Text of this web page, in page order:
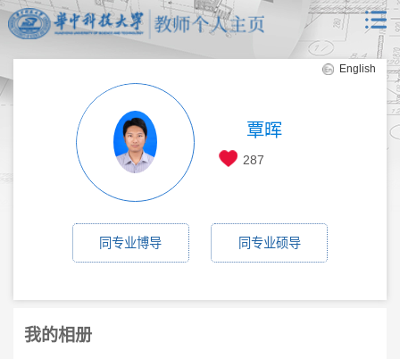
English
覃晖
287
同专业博导 同专业硕导
我的相册